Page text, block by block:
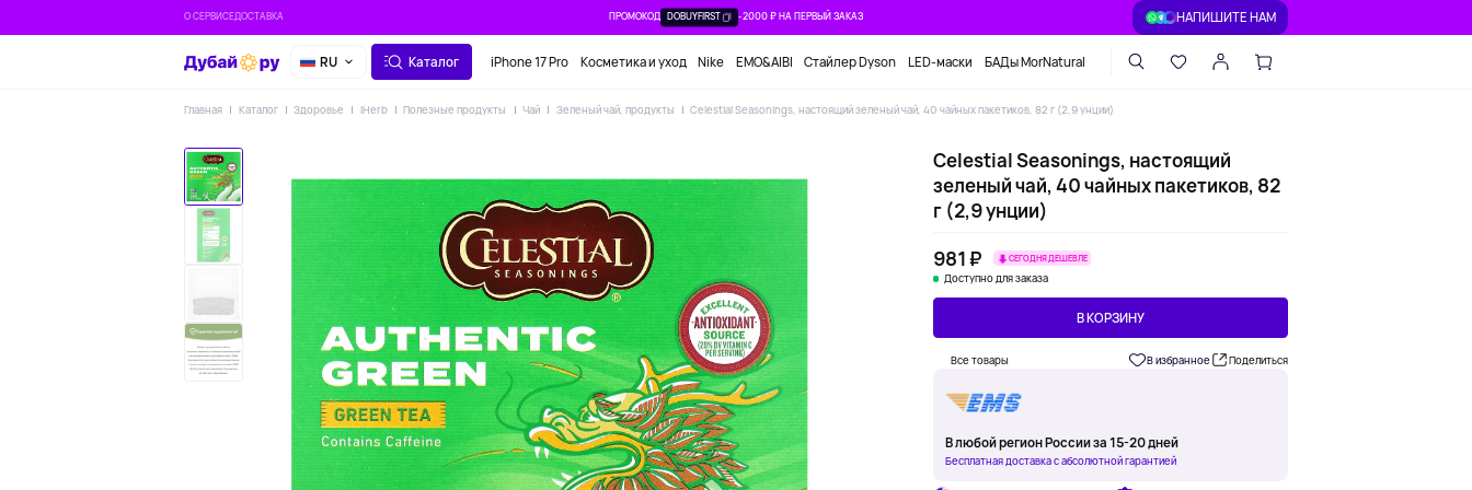
О СЕРВИСЕДОСТАВКА ПРОМОКОД DOBUYFIRST -2000 ₽ НА ПЕРВЫЙ ЗАКАЗ НАПИШИТЕ НАМ
RU Каталог iPhone 17 Pro Косметика и уход Nike EMO&AIBI Стайлер Dyson LED-маски БАДы MorNatural
Главная Каталог Здоровье IHerb Полезные продукты Чай Зеленый чай, продукты Celestial Seasonings, настоящий зеленый чай, 40 чайных пакетиков, 82 г (2,9 унции)
Celestial Seasonings, настоящий
зеленый чай, 40 чайных пакетиков, 82
г (2,9 унции)
981 ₽
СЕГОДНЯ ДЕШЕВЛЕ
Доступно для заказа
В КОРЗИНУ
Все товары В избранное Поделиться
В любой регион России за 15-20 дней
Бесплатная доставка с абсолютной гарантией